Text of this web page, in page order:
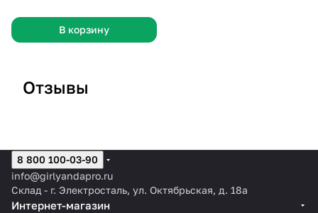
В корзину
Отзывы
8 800 100-03-90
info@girlyandapro.ru
Склад - г. Электросталь, ул. Октябрьская, д. 18а
Интернет-магазин